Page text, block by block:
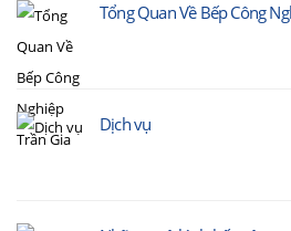
Tổng Quan Về Bếp Công
Dịch vụ